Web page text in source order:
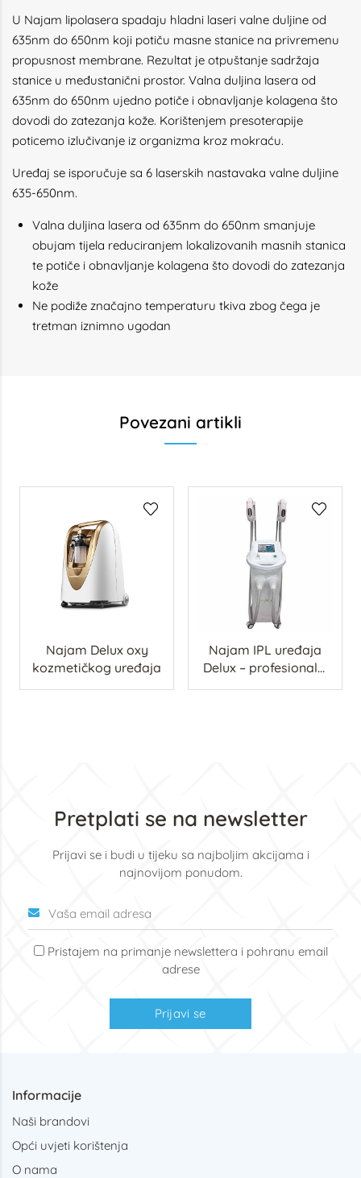
U Najam lipolasera spadaju hladni laseri valne duljine od
635nm do 650nm koji potiču masne stanice na privremenu
propusnost membrane. Rezultat je otpuštanje sadržaja
stanice u međustanični prostor. Valna duljina lasera od
635nm do 650nm ujedno potiče i obnavljanje kolagena što
dovodi do zatezanja kože. Korištenjem presoterapije
poticemo izlučivanje iz organizma kroz mokraću.
Uređaj se isporučuje sa 6 laserskih nastavaka valne duljine
635-650nm.
Valna duljina lasera od 635nm do 650nm smanjuje
obujam tijela reduciranjem lokalizovanih masnih stanica
te potiče i obnavljanje kolagena što dovodi do zatezanja
kože
Ne podiže značajno temperaturu tkiva zbog čega je
tretman iznimno ugodan
Povezani artikli
Najam Delux oxy
kozmetičkog uređaja
Najam IPL uređaja
Delux – profesionalni
IPL za salone | Lux
Pretplati se na newsletter
Prijavi se i budi u tijeku sa najboljim akcijama i
najnovijom ponudom.
Pristajem na primanje newslettera i pohranu email
adrese
Prijavi se
Informacije
Naši brandovi
Opći uvjeti korištenja
O nama